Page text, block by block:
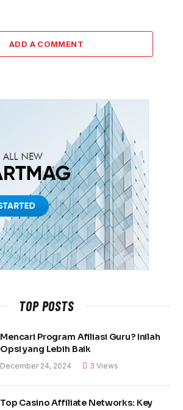
ADD A COMMENT
TOP POSTS
Mencari Program Afiliasi Guru? Inilah
Opsi yang Lebih Baik
December 24, 2024 3 Views
Top Casino Affiliate Networks: Key